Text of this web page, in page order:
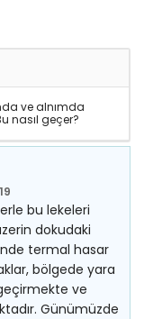
ve alnımda
nasıl geçer?
bu lekeleri
dokudaki
termal hasar
bölgede yara
ve
Günümüzde